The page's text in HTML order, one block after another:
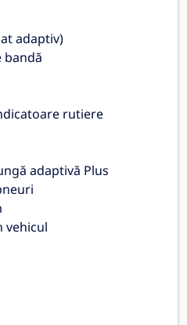
adaptiv)
bandă
rutiere
adaptivă Plus
vehicul